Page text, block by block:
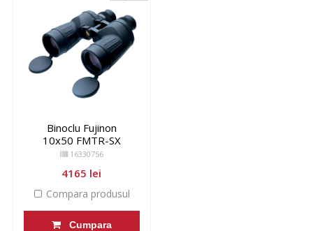
Binoclu Fujinon
10x50 FMTR-SX
16330756
4165 lei
Compara produsul
Cumpara